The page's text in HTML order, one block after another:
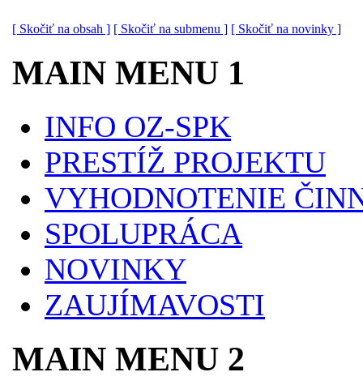
[ Skočiť na obsah ] [ Skočiť na submenu ] [ Skočiť na novinky ]
MAIN MENU 1
INFO OZ-SPK
PRESTÍŽ PROJEKTU
VYHODNOTENIE
SPOLUPRÁCA
NOVINKY
ZAUJÍMAVOSTI
MAIN MENU 2